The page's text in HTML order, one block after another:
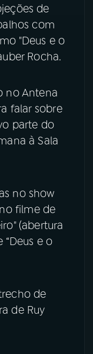
de
com
"Deus e o
Rocha.
no Antena
falar sobre
parte do
à Sala
no show
filme de
(abertura
“Deus e o
de
de Ruy